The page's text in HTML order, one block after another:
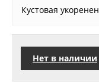
Кустовая
Нет в наличии